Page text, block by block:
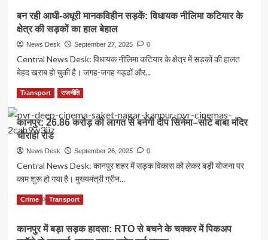
में
जोरदार
टक्कर,
9
बच्चियां
सुरक्षित
बिहार
को
अमृत
एक्सप्रेस
समेत
नई
का
तोहफा,
और
राज्य
के
की
बेहतर
बन रही आधी-अधूरी मानकविहीन सड़कें: विधायक नीलिमा कटियार के
क्षेत्र की सड़कों का हाल बेहाल
News Desk September 27, 2025 0
Central News Desk: विधायक नीलिमा कटियार के क्षेत्र में सड़कों की हालत
बेहद खराब हो चुकी है। जगह-जगह गड्ढों और...
Read MoreRead
more
about
बन
रही
आधी-
मानकविहीन
सड़कें:
नीलिमा
के
क्षेत्र
Transport राजनीति
कानपुर: 26.86 करोड़ की लागत से बनेगी दीप सिनेमा–सोटे बाबा मंदिर
चौराहा रोड
News Desk September 26, 2025 0
Central News Desk: कानपुर शहर में सड़क विकास को लेकर बड़ी योजना पर
काम शुरू हो गया है। मुख्यमंत्री ग्रीन...
Read MoreRead
more
कानपुर:
Crime Transport
कानपुर में बड़ा सड़क हादसा: RTO से बचने के चक्कर में पिकअप